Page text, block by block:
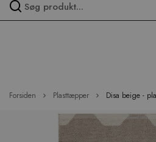
Forsiden Plasttæpper Disa beige -